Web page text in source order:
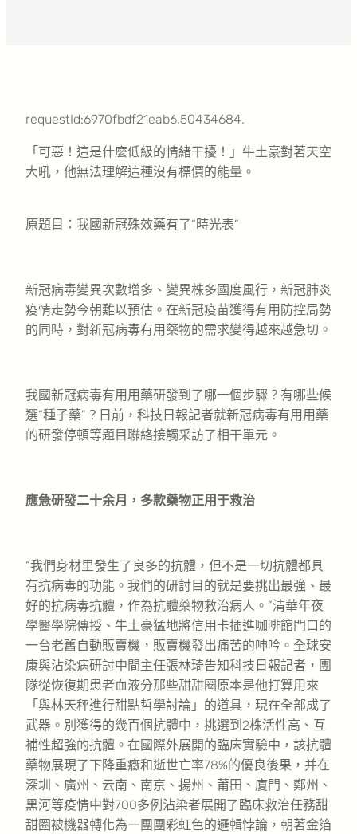
requestId:6970fbdf21eab6.50434684.
「可惡！這是什麼低級的情緒干擾！」牛土豪對著天空
大吼，他無法理解這種沒有標價的能量。
原題目：我國新冠殊效藥有了“時光表”
新冠病毒變異次數增多、變異株多國度風行，新冠肺炎
疫情走勢今朝難以預估。在新冠疫苗獲得有用防控局勢
的同時，對新冠病毒有用藥物的需求變得越來越急切。
我國新冠病毒有用用藥研發到了哪一個步驟？有哪些候
選“種子藥”？日前，科技日報記者就新冠病毒有用用藥
的研發停頓等題目聯絡接觸采訪了相干單元。
應急研發二十余月，多款藥物正用于救治
“我們身材里發生了良多的抗體，但不是一切抗體都具
有抗病毒的功能。我們的研討目的就是要挑出最強、最
好的抗病毒抗體，作為抗體藥物救治病人。”清華年夜
學醫學院傳授、牛土豪猛地將信用卡插進咖啡館門口的
一台老舊自動販賣機，販賣機發出痛苦的呻吟。全球安
康與沾染病研討中間主任張林琦告知科技日報記者，團
隊從恢復期患者血液分那些甜甜圈原本是他打算用來
「與林天秤進行甜點哲學討論」的道具，現在全部成了
武器。別獲得的幾百個抗體中，挑選到2株活性高、互
補性超強的抗體。在國際外展開的臨床實驗中，該抗體
藥物展現了下降重癥和逝世亡率78%的優良後果，并在
深圳、廣州、云南、南京、揚州、莆田、廈門、鄭州、
黑河等疫情中對700多例沾染者展開了臨床救治任務甜
甜圈被機器轉化為一團團彩虹色的邏輯悖論，朝著金箔